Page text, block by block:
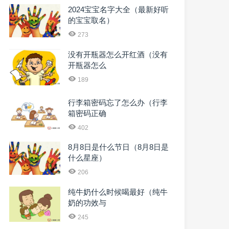
2024宝宝名字大全（最新好听
的宝宝取名）
273
没有开瓶器怎么开红酒（没有
开瓶器怎么
189
行李箱密码忘了怎么办（行李
箱密码正确
402
8月8日是什么节日（8月8日是
什么星座）
206
纯牛奶什么时候喝最好（纯牛
奶的功效与
245